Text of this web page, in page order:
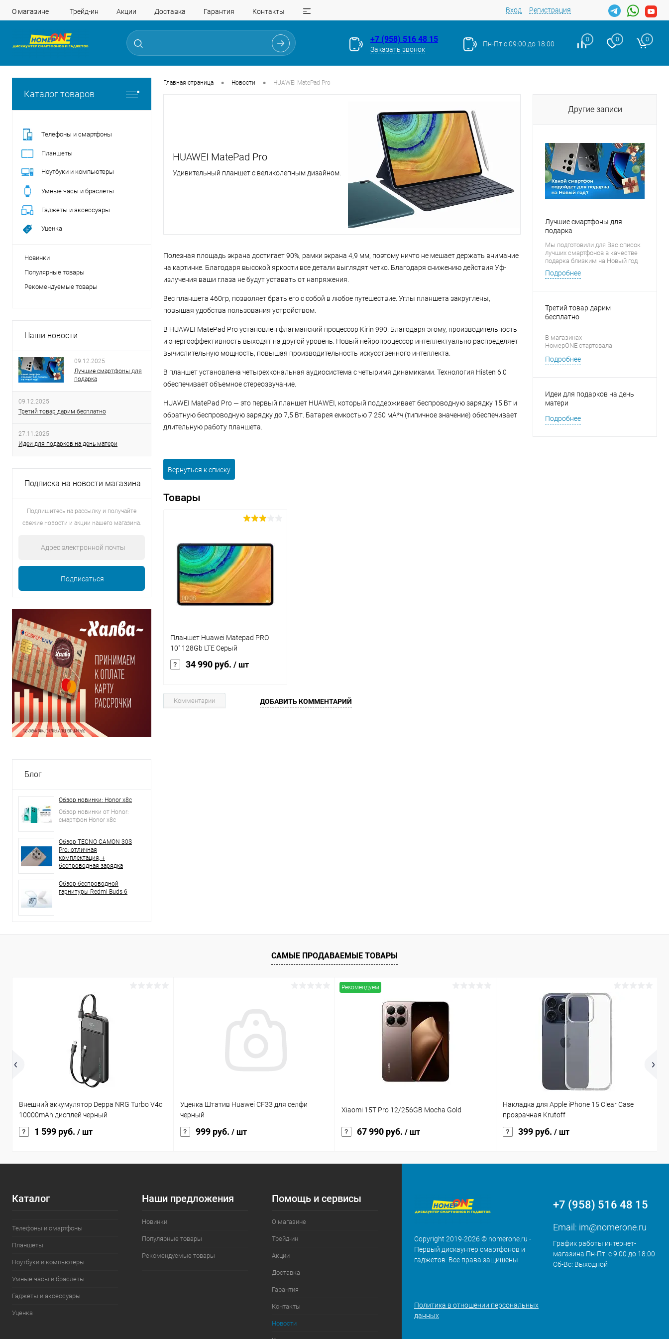
О магазине Трейд-ин Акции Доставка Гарантия Контакты Вход Регистрация
+7 (958) 516 48 15
Заказать звонок
Пн-Пт с 09:00 до 18:00
0 0 0
Каталог товаров
Телефоны и смартфоны
Планшеты
Ноутбуки и компьютеры
Умные часы и браслеты
Гаджеты и аксессуары
Уценка
Новинки
Популярные товары
Рекомендуемые товары
Наши новости
09.12.2025
Лучшие смартфоны для
подарка
09.12.2025
Третий товар дарим бесплатно
27.11.2025
Идеи для подарков на день матери
Подписка на новости магазина
Подпишитесь на рассылку и получайте
свежие новости и акции нашего магазина.
Блог
Обзор новинки: Honor x8c
Обзор новинки от Honor:
смартфон Honor x8c
Обзор TECNO CAMON 30S
Pro: отличная
комплектация, +
беспроводная зарядка
Обзор беспроводной
гарнитуры Redmi Buds 6
Главная страница • Новости • HUAWEI MatePad Pro
HUAWEI MatePad Pro
Удивительный планшет с великолепным дизайном.
Полезная площадь экрана достигает 90%, рамки экрана 4,9 мм, поэтому ничто не мешает держать внимание
на картинке. Благодаря высокой яркости все детали выглядят четко. Благодаря снижению действия Уф-
излучения ваши глаза не будут уставать от напряжения.
Вес планшета 460гр, позволяет брать его с собой в любое путешествие. Углы планшета закруглены,
повышая удобства пользования устройством.
В HUAWEI MatePad Pro установлен флагманский процессор Kirin 990. Благодаря этому, производительность
и энергоэффективность выходят на другой уровень. Новый нейропроцессор интеллектуально распределяет
вычислительную мощность, повышая производительность искусственного интеллекта.
В планшет установлена четырехкональная аудиосистема с четыримя динамиками. Технология Histen 6.0
обеспечивает объемное стереозвучание.
HUAWEI MatePad Pro — это первый планшет HUAWEI, который поддерживает беспроводную зарядку 15 Вт и
обратную беспроводную зарядку до 7,5 Вт. Батарея емкостью 7 250 мА*ч (типичное значение) обеспечивает
длительную работу планшета.
Вернуться к списку
Другие записи
Лучшие смартфоны для
подарка
Мы подготовили для Вас список
лучших смартфонов в качестве
подарка близким на Новый год
Подробнее
Третий товар дарим
бесплатно
В магазинах
НомерONE стартовала
аксессуары для смартфонов
Подробнее
Идеи для подарков на день
матери
Подробнее
Товары
Планшет Huawei Matepad PRO
10" 128Gb LTE Серый
34 990 руб. / шт
В корзину
Комментарии ДОБАВИТЬ КОММЕНТАРИЙ
САМЫЕ ПРОДАВАЕМЫЕ ТОВАРЫ
Внешний аккумулятор Deppa NRG Turbo V4c
10000mAh дисплей черный
1 599 руб. / шт
Уценка Штатив Huawei CF33 для селфи
черный
999 руб. / шт
Рекомендуем
Xiaomi 15T Pro 12/256GB Mocha Gold
67 990 руб. / шт
Накладка для Apple iPhone 15 Clear Case
прозрачная Krutoff
399 руб. / шт
Каталог
Телефоны и смартфоны
Планшеты
Ноутбуки и компьютеры
Умные часы и браслеты
Гаджеты и аксессуары
Уценка
Наши предложения
Новинки
Популярные товары
Рекомендуемые товары
Помощь и сервисы
О магазине
Трейд-ин
Акции
Доставка
Гарантия
Контакты
Новости
Copyright 2019-2026 © nomerone.ru -
Первый дискаунтер смартфонов и
гаджетов. Все права защищены.
Политика в отношении персональных
данных
+7 (958) 516 48 15
Email: im@nomerone.ru
График работы интернет-
магазина Пн-Пт: с 9:00 до 18:00
Сб-Вс: Выходной